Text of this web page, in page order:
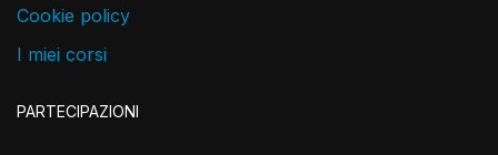
Cookie policy
I miei corsi
PARTECIPAZIONI